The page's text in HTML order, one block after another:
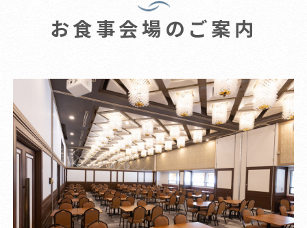
お食事会場のご案内